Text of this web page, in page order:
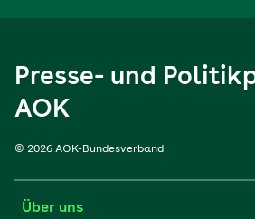
Presse- und
AOK
© 2026 AOK-Bundesverband
Über uns